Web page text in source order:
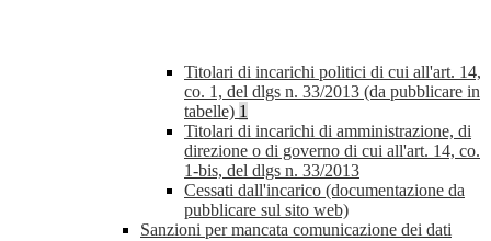
Titolari di incarichi politici di cui all'art. 14,
co. 1, del dlgs n. 33/2013 (da pubblicare in
tabelle) 1
Titolari di incarichi di amministrazione, di
direzione o di governo di cui all'art. 14, co.
1-bis, del dlgs n. 33/2013
Cessati dall'incarico (documentazione da
pubblicare sul sito web)
Sanzioni per mancata comunicazione dei dati